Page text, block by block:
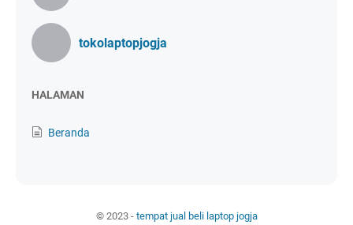
tokolaptopjogja
HALAMAN
Beranda
© 2023 - tempat jual beli laptop jogja